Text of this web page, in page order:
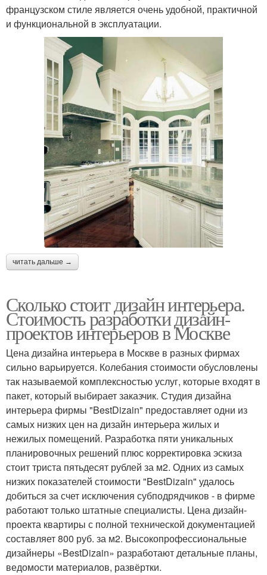
французском стиле является очень удобной, практичной
и функциональной в эксплуатации.
читать дальше →
Сколько стоит дизайн интерьера.
Стоимость разработки дизайн-
проектов интерьеров в Москве
Цена дизайна интерьера в Москве в разных фирмах
сильно варьируется. Колебания стоимости обусловлены
так называемой комплексностью услуг, которые входят в
пакет, который выбирает заказчик. Студия дизайна
интерьера фирмы "BestDizain" предоставляет одни из
самых низких цен на дизайн интерьера жилых и
нежилых помещений. Разработка пяти уникальных
планировочных решений плюс корректировка эскиза
стоит триста пятьдесят рублей за м2. Одних из самых
низких показателей стоимости "BestDizain" удалось
добиться за счет исключения субподрядчиков - в фирме
работают только штатные специалисты. Цена дизайн-
проекта квартиры с полной технической документацией
составляет 800 руб. за м2. Высокопрофессиональные
дизайнеры «BestDizain» разработают детальные планы,
ведомости материалов, развёртки.